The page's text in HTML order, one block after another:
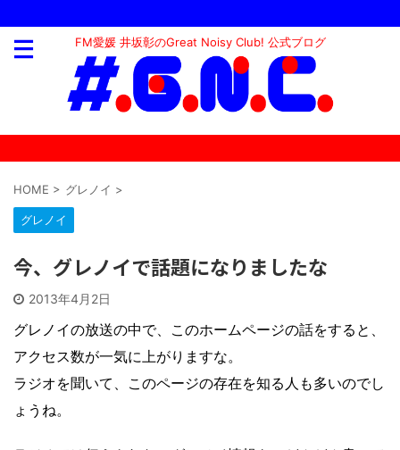
FM愛媛 井坂彰のGreat Noisy Club! 公式ブログ
HOME > グレノイ >
グレノイ
今、グレノイで話題になりましたな
2013年4月2日
グレノイの放送の中で、このホームページの話をすると、
アクセス数が一気に上がりますな。
ラジオを聞いて、このページの存在を知る人も多いのでし
ょうね。